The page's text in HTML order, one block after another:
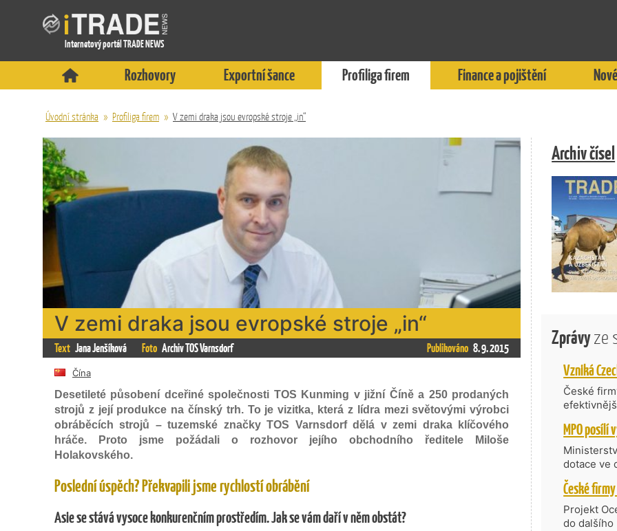
Internetový portál TRADE NEWS
Rozhovory Exportní šance Profiliga firem Finance a pojištění
Úvodní stránka » Profiliga firem » V zemi draka jsou evropské stroje „in“
V zemi draka jsou evropské stroje „in“
Text Jana Jenšíková Foto Archiv TOS Varnsdorf Publikováno 8. 9. 2015
Čína
Desetileté působení dceřiné společnosti TOS Kunming v jižní Číně a 250 prodaných
strojů z její produkce na čínský trh. To je vizitka, která z lídra mezi světovými výrobci
obráběcích strojů – tuzemské značky TOS Varnsdorf dělá v zemi draka klíčového
hráče. Proto jsme požádali o rozhovor jejího obchodního ředitele Miloše
Holakovského.
Poslední úspěch? Překvapili jsme rychlostí obrábění
Asie se stává vysoce konkurenčním prostředím. Jak se vám daří v něm obstát?
Archiv čísel
Zprávyze
České
nabídne
zahraniční
dotace ve
Transfer,
Částkou
Projekt
do dalšího